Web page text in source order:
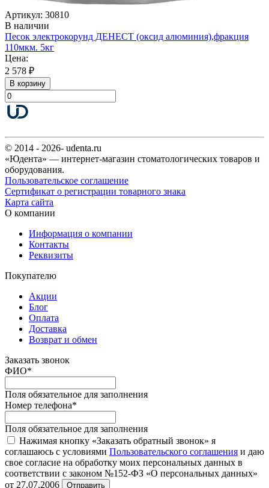
Артикул: 30810
В наличии
Песок электрокорунд ДЕНЕСТ (оксид алюминия),фракция
110мкм. 5кг
Цена:
2 578 ₽
В корзину
© 2014 - 2026- udenta.ru
«Юдента» — интернет-магазин стоматологических товаров и
оборудования.
Пользовательское соглашение
Сертификат о регистрации товарного знака
Карта сайта
О компании
Информация о компании
Контакты
Реквизиты
Покупателю
Акции
Блог
Оплата
Доставка
Возврат и обмен
Заказать звонок
ФИО*
Поля обязательное для заполнения
Номер телефона*
Поля обязательное для заполнения
Нажимая кнопку «Заказать обратный звонок» я
соглашаюсь с условиями Пользовательского соглашения и даю
свое согласие на обработку моих персональных данных в
соответствии с законом №152-ФЗ «О персональных данных»
от 27.07.2006
Отправить